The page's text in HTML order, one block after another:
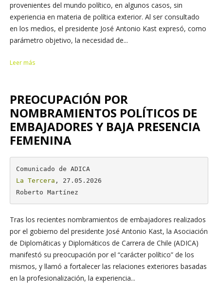
provenientes del mundo político, en algunos casos, sin
experiencia en materia de política exterior. Al ser consultado
en los medios, el presidente José Antonio Kast expresó, como
parámetro objetivo, la necesidad de...
Leer más
PREOCUPACIÓN POR
NOMBRAMIENTOS POLÍTICOS DE
EMBAJADORES Y BAJA PRESENCIA
FEMENINA
La Tercera , 27.05.2026
Roberto Martínez
Tras los recientes nombramientos de embajadores realizados
por el gobierno del presidente José Antonio Kast, la Asociación
de Diplomáticas y Diplomáticos de Carrera de Chile (ADICA)
manifestó su preocupación por el “carácter político” de los
mismos, y llamó a fortalecer las relaciones exteriores basadas
en la profesionalización, la experiencia...